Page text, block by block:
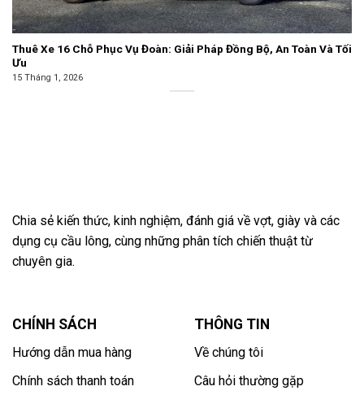
Thuê Xe 16 Chỗ Phục Vụ Đoàn: Giải Pháp Đồng Bộ, An Toàn Và Tối
Ưu
15 Tháng 1, 2026
Chia sẻ kiến thức, kinh nghiệm, đánh giá về vợt, giày và các
dụng cụ cầu lông, cùng những phân tích chiến thuật từ
chuyên gia.
CHÍNH SÁCH
Hướng dẫn mua hàng
Chính sách thanh toán
THÔNG TIN
Về chúng tôi
Câu hỏi thường gặp